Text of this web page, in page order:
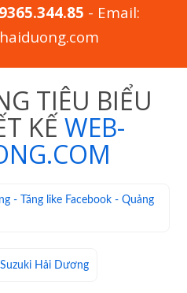
- Email:
TIÊU BIỂU
KẾ WEB-